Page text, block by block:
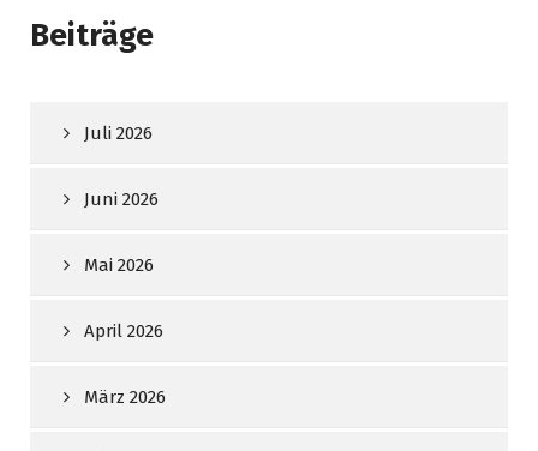
Beiträge
Juli 2026
Juni 2026
Mai 2026
April 2026
März 2026